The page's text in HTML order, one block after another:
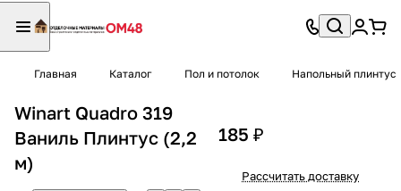
Главная Каталог Пол и потолок Напольный плинтус
Winart Quadro 319
Ваниль Плинтус (2,2
м)
185 ₽
Рассчитать доставку